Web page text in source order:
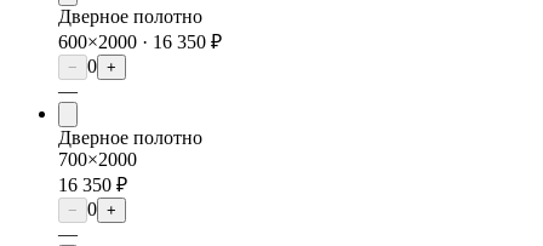
Дверное полотно
600×2000 · 16 350 ₽
− 0 +
—
Дверное полотно
700×2000
16 350 ₽
− 0 +
—